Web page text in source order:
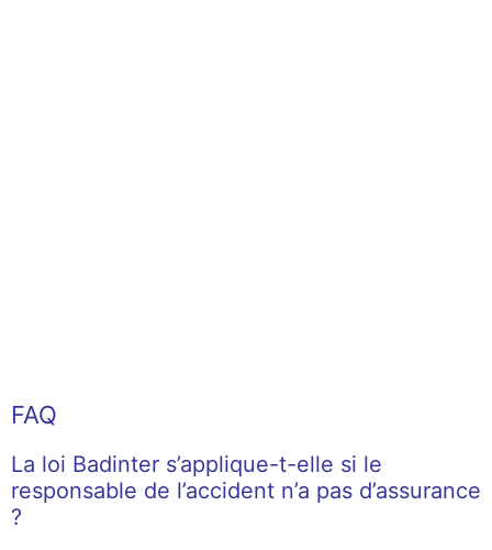
FAQ
La loi Badinter s’applique-t-elle si le
responsable de l’accident n’a pas d’assurance
?